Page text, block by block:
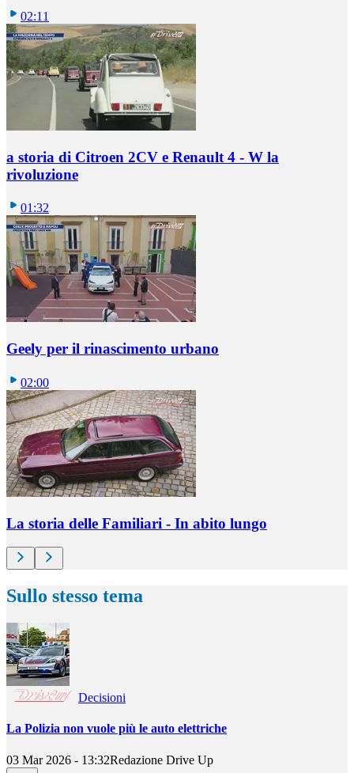
02:11
a storia di Citroen 2CV e Renault 4 - W la
rivoluzione
01:32
Geely per il rinascimento urbano
02:00
La storia delle Familiari - In abito lungo
Sullo stesso tema
Decisioni
La Polizia non vuole più le auto elettriche
03 Mar 2026 - 13:32Redazione Drive Up